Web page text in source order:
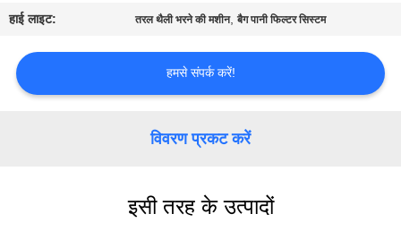
उद्धरण
का
हाई लाइट: तरल थैली भरने की मशीन,बैग पानी फिल्टर सिस्टम
हमसे संपर्क करें!
विवरण प्रकट करें
इसी तरह के उत्पादों